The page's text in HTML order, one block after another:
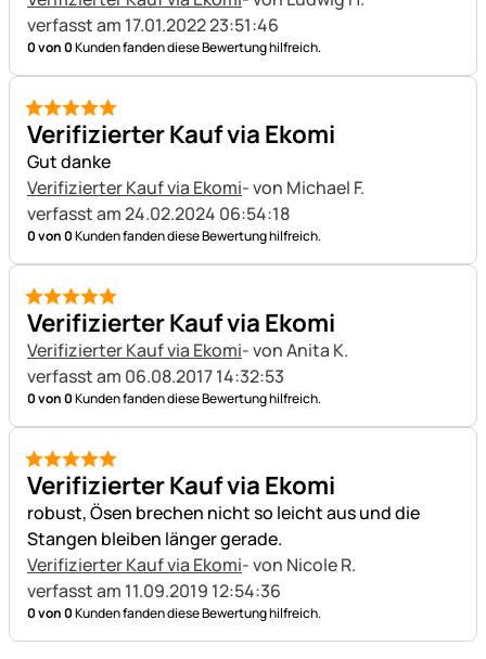
verfasst am 17.01.2022 23:51:46
0 von 0Kunden fanden diese Bewertung hilfreich.
5 von 5
Verifizierter Kauf via Ekomi
Gut danke
Verifizierter Kauf via Ekomi- von Michael F.
verfasst am 24.02.2024 06:54:18
0 von 0Kunden fanden diese Bewertung hilfreich.
5 von 5
Verifizierter Kauf via Ekomi
Verifizierter Kauf via Ekomi- von Anita K.
verfasst am 06.08.2017 14:32:53
0 von 0Kunden fanden diese Bewertung hilfreich.
5 von 5
Verifizierter Kauf via Ekomi
robust, Ösen brechen nicht so leicht aus und die
Stangen bleiben länger gerade.
Verifizierter Kauf via Ekomi- von Nicole R.
verfasst am 11.09.2019 12:54:36
0 von 0Kunden fanden diese Bewertung hilfreich.